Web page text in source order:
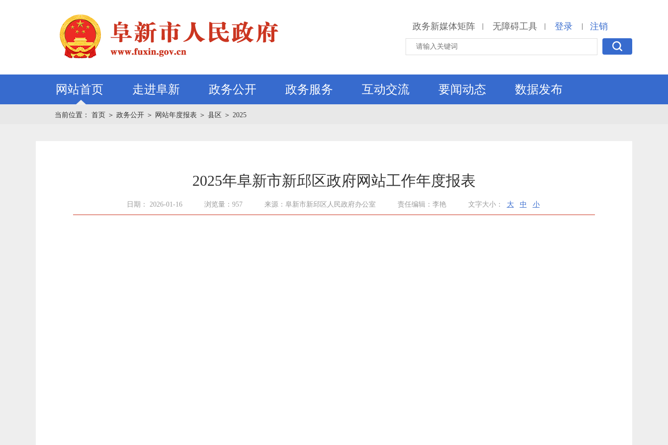
政务新媒体矩阵 | 无障碍工具 | 登录 | 注销
网站首页 走进阜新 政务公开 政务服务 互动交流 要闻动态 数据发布
当前位置： 首页 ＞ 政务公开 ＞ 网站年度报表 ＞ 县区 ＞ 2025
2025年阜新市新邱区政府网站工作年度报表
日期： 2026-01-16 浏览量：957 来源：阜新市新邱区人民政府办公室 责任编辑：李艳 文字大小： 大 中 小